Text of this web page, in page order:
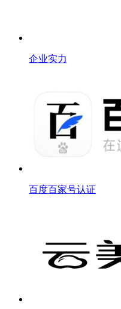
企业实力
百度百家号认证